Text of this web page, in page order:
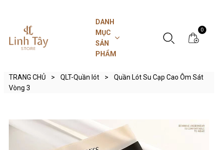
0
DANH
MỤC
SẢN
PHẨM
TRANG CHỦ > QLT-Quần lót >
Quần Lót Su Cạp Cao Ôm Sát
Vòng 3